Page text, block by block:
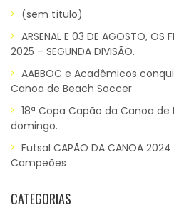
(sem título)
ARSENAL E 03 DE AGOSTO, OS
2025 – SEGUNDA DIVISÃO.
AABBOC e Acadêmicos
Canoa de Beach Soccer
18ª Copa Capão da Canoa
domingo.
Futsal CAPÃO DA CANOA
Campeões
CATEGORIAS